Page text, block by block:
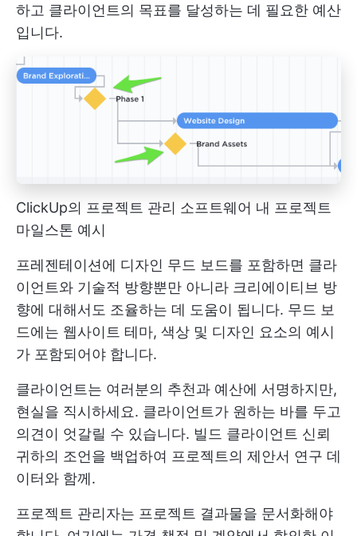
하고 클라이언트의 목표를 달성하는 데 필요한 예산
입니다.
ClickUp의 프로젝트 관리 소프트웨어 내 프로젝트
마일스톤 예시
프레젠테이션에 디자인 무드 보드를 포함하면 클라
이언트와 기술적 방향뿐만 아니라 크리에이티브 방
향에 대해서도 조율하는 데 도움이 됩니다. 무드 보
드에는 웹사이트 테마, 색상 및 디자인 요소의 예시
가 포함되어야 합니다.
클라이언트는 여러분의 추천과 예산에 서명하지만,
현실을 직시하세요. 클라이언트가 원하는 바를 두고
의견이 엇갈릴 수 있습니다. 빌드 클라이언트 신뢰
귀하의 조언을 백업하여 프로젝트의 제안서 연구 데
이터와 함께.
프로젝트 관리자는 프로젝트 결과물을 문서화해야